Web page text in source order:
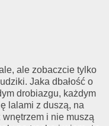
ale zobaczcie tylko
Jaka dbałość o
drobiazgu, każdym
lalami z duszą, na
i nie muszą